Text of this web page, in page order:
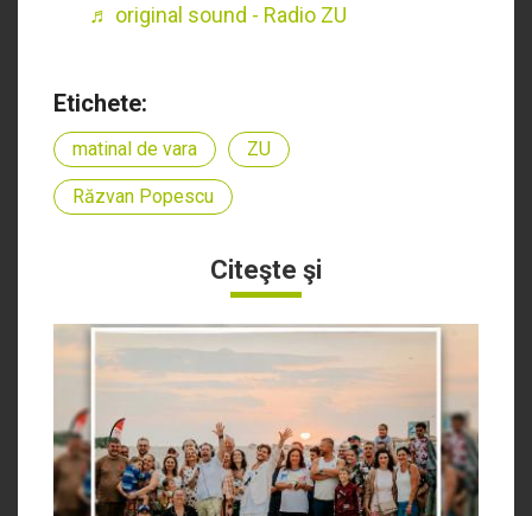
♬ original sound - Radio ZU
Etichete:
matinal de vara ZU
Răzvan Popescu
Citeşte şi